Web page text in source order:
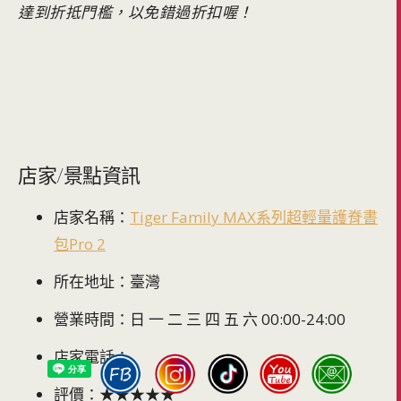
達到折抵門檻，以免錯過折扣喔！
店家/景點資訊
店家名稱： Tiger Family MAX系列超輕量護脊書
包Pro 2
所在地址：臺灣
營業時間：日 一 二 三 四 五 六 00:00-24:00
店家電話：
評價：★★★★★